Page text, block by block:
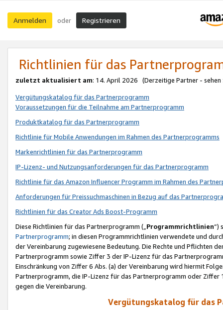
Anmelden oder Registrieren
Richtlinien für das
zuletzt aktualisiert am: 14. April 2026 (Derzeitige Partner - sehen
Vergütungskatalog für das Partnerprogramm
Voraussetzungen für die Teilnahme am Partnerprogramm
Produktkatalog für das Partnerprogramm
Richtlinie für Mobile Anwendungen im Rahmen des Partnerprogramms
Markenrichtlinien für das Partnerprogramm
IP-Lizenz- und Nutzungsanforderungen für das Partnerprogramm
Richtlinie für das Amazon Influencer Programm im Rahmen des
Anforderungen für Preissuchmaschinen in Bezug auf das
Richtlinien für das Creator Ads Boost-Programm
Diese Richtlinien für das Partnerprogramm („Programmrichtlinien“)
Partnerprogramm; in diesen Programmrichtlinien verwendete und
der Vereinbarung zugewiesene Bedeutung. Die Rechte und Pflichten
Partnerprogramm sowie Ziffer 3 der IP-Lizenz für das
Einschränkung von Ziffer 6 Abs. (a) der Vereinbarung wird hiermit
Partnerprogramm, die IP-Lizenz für das Partnerprogramm oder
gegen die Vereinbarung.
Vergütungskatalog für das